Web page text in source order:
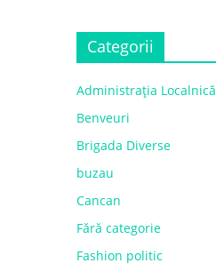
Categorii
Administrația Localnică
Benveuri
Brigada Diverse
buzau
Cancan
Fără categorie
Fashion politic